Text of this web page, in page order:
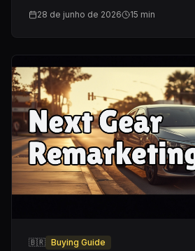
recomendo de verdade depois de
28 de junho de 2026 15 min
🇧🇷 Buying Guide